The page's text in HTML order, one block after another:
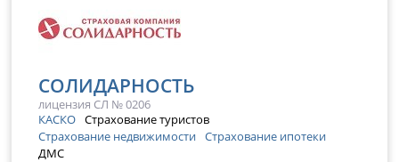
СОЛИДАРНОСТЬ
лицензия СЛ № 0206
КАСКО Страхование туристов
Страхование недвижимости Страхование ипотеки
ДМС